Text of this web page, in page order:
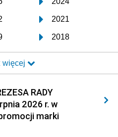
2021
2018
2015
2012
2009
2006
więcej
RADY
2026 r. w
marki